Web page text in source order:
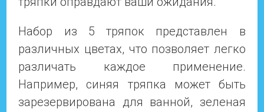
Набор из 5 тряпок представлен в
различных цветах, что позволяет легко
различать каждое применение.
Например, синяя тряпка может быть
зарезервирована для ванной, зеленая